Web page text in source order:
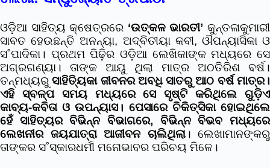
ଓଡ଼ିଆ ସାହିତ୍ୟ କ୍ଷେତ୍ରରେ ‘ଉତ୍କଳ ଭାରତୀ’ କୁନ୍ତଳାକୁମାରୀ
ସାବତ ହେଉଛନ୍ତି ଅନନ୍ୟା, ଅଦ୍ବିତୀୟା କବୀ, ଔପନ୍ୟାସିକା ଓ
ସ˚ପାଦିକା। ପ୍ରଥମ ପିଢ଼ିର ଓଡ଼ିଆ ଲେଖିକାଙ୍କ ମଧ୍ୟରେ ସେ
ଅଗ୍ରଗଣ୍ୟା। ତାଙ୍କ ଆୟୁ ଥିଲା ମାତ୍ର ଅଠତିରିଶ ବର୍ଷ।
ତନ୍ମଧ୍ୟରୁସାହିତ୍ୟିକା ଜୀବନର ଅବଧି ସାତରୁ ଆଠ ବର୍ଷ ମାତ୍ର।
ଏହି ସ୍ବଳ୍ପ ସମୟ ମଧ୍ୟରେ ସେ ସୃଷ୍ଟି କରିଥିଲେ ଗୁଡ଼ିଏ
କାବ୍ୟ-କବିତା ଓ ଉପନ୍ୟାସ। ପେସାରେ ଚିକିତ୍ସିକା ହୋଇଥିଲେ
ହେଁ ସାହିତ୍ୟର ବିଭିନ୍ନ ବିଭାଗରେ, ବିଭିନ୍ନ ବିଭବ ମଧ୍ୟରେ
ଲେଖନୀର ଜୟଯାତ୍ରା ଆଜୀବନ ଚାଲିଥିଲା। ଲେଖାମାନଙ୍କରୁ
ତାଙ୍କର ସ˚ସ୍କାରଧର୍ମୀ ମନୋଭାବର ପରିଚୟ ମିଳେ।